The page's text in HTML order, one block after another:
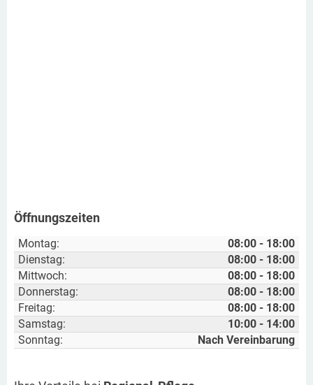
Öffnungszeiten
Montag:
08:00 - 18:00
Dienstag:
08:00 - 18:00
Mittwoch:
08:00 - 18:00
Donnerstag:
08:00 - 18:00
Freitag:
08:00 - 18:00
Samstag:
10:00 - 14:00
Sonntag:
Nach Vereinbarung